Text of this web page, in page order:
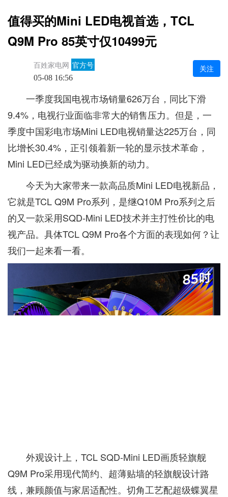
值得买的Mini LED电视首选，TCL
Q9M Pro 85英寸仅10499元
百姓家电网 官方号
05-08 16:56
关注
一季度我国电视市场销量626万台，同比下滑
9.4%，电视行业面临非常大的销售压力。但是，一
季度中国彩电市场Mini LED电视销量达225万台，同
比增长30.4%，正引领着新一轮的显示技术革命，
Mini LED已经成为驱动换新的动力。
今天为大家带来一款高品质Mini LED电视新品，
它就是TCL Q9M Pro系列，是继Q10M Pro系列之后
的又一款采用SQD-Mini LED技术并主打性价比的电
视产品。具体TCL Q9M Pro各个方面的表现如何？让
我们一起来看一看。
外观设计上，TCL SQD-Mini LED画质轻旗舰
Q9M Pro采用现代简约、超薄贴墙的轻旗舰设计路
线，兼顾颜值与家居适配性。切角工艺配超级蝶翼星